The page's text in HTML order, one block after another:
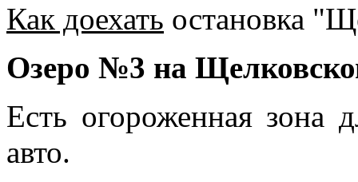
Как доехать остановка
Озеро №3 на
Есть огороженная зона
авто.